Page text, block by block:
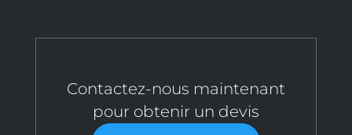
Contactez-nous maintenant
pour obtenir un devis